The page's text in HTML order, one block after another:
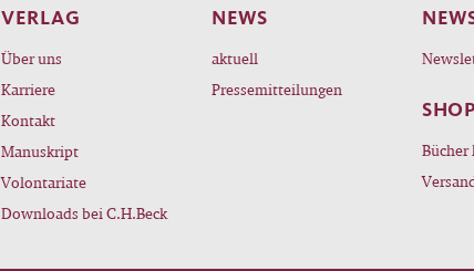
VERLAG
Über uns
Karriere
Kontakt
Manuskript
Volontariate
Downloads bei C.H.Beck
NEWS
aktuell
Pressemitteilungen
SHOP
Bücher